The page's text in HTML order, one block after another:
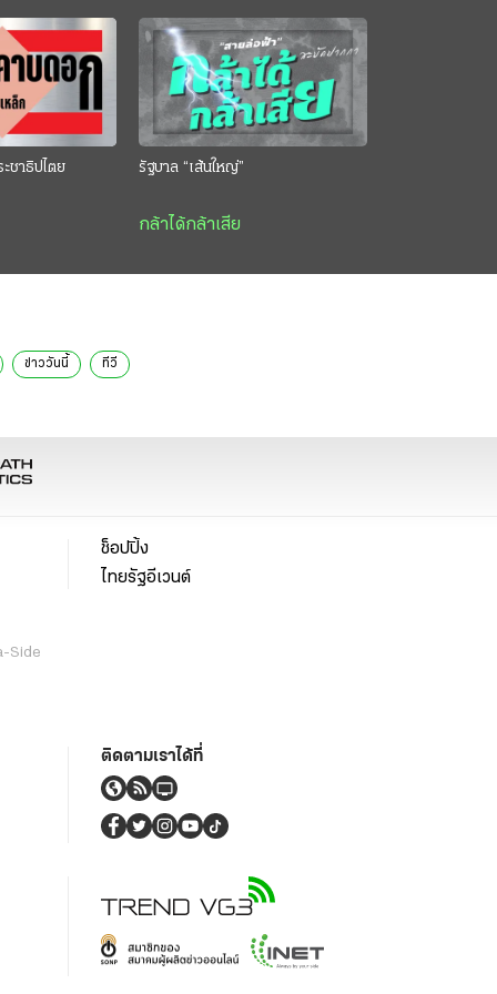
ชาธิปไตย รัฐบาล “เส้นใหญ่”
กล้าได้กล้าเสีย
ข่าววันนี้ ทีวี
Side
ช็อปปิ้ง
ไทยรัฐอีเวนต์
ติดตามเราได้ที่